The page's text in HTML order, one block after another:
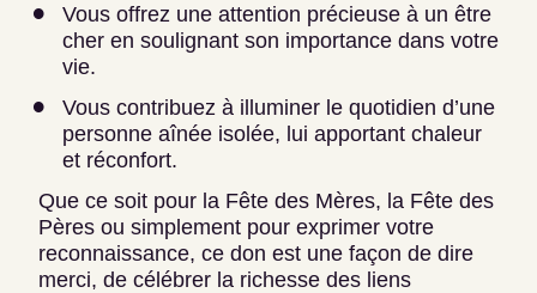
Vous offrez une attention précieuse à un être
cher en soulignant son importance dans votre
vie.
Vous contribuez à illuminer le quotidien d’une
personne aînée isolée, lui apportant chaleur
et réconfort.
Que ce soit pour la Fête des Mères, la Fête des
Pères ou simplement pour exprimer votre
reconnaissance, ce don est une façon de dire
merci, de célébrer la richesse des liens